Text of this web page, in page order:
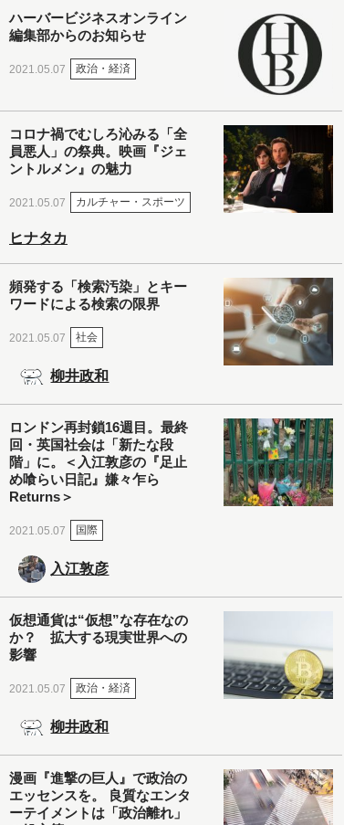
ハーバービジネスオンライン
編集部からのお知らせ
2021.05.07 政治・経済
コロナ禍でむしろ沁みる「全
員悪人」の祭典。映画『ジェ
ントルメン』の魅力
2021.05.07 カルチャー・スポーツ
ヒナタカ
頻発する「検索汚染」とキー
ワードによる検索の限界
2021.05.07 社会
柳井政和
ロンドン再封鎖16週目。最終
回・英国社会は「新たな段
階」に。＜入江敦彦の『足止
め喰らい日記』嫌々乍ら
Returns＞
2021.05.07 国際
入江敦彦
仮想通貨は“仮想”な存在なの
か？ 拡大する現実世界への
影響
2021.05.07 政治・経済
柳井政和
漫画『進撃の巨人』で政治の
エッセンスを。 良質なエンタ
ーテイメントは「政治離れ」